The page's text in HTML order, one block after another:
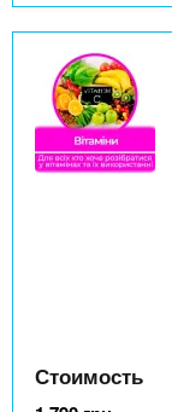
Стоимость